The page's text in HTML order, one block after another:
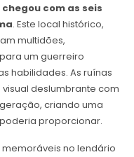
com as seis
. Este local histórico,
multidões,
um guerreiro
habilidades. As ruínas
deslumbrante com
criando uma
proporcionar.
no lendário